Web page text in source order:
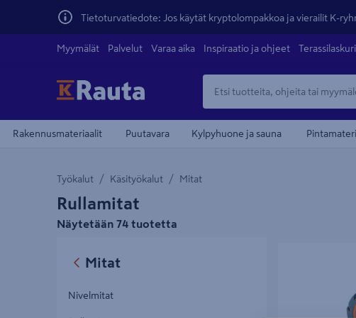
Tietoturvatiedote: Jos käytät kryptolompakkoa ja vierailit K-
Myymälät Palvelut Varaa aika Inspiraatio ja ohjeet Terassilaskuri
Rakennusmateriaalit Puutavara Kylpyhuone ja sauna
Työkalut Käsityökalut Mitat
Rullamitat
Näytetään 74 tuotetta
Mitat
Nivelmitat